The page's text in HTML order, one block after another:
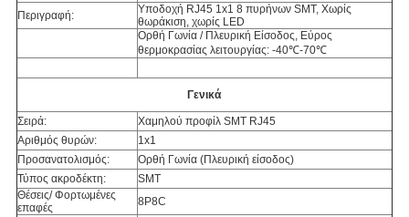
Περιγραφή:
Υποδοχή RJ45 1x1 8 πυρήνων SMT, Χωρίς
θωράκιση, χωρίς LED
Ορθή Γωνία / Πλευρική Είσοδος, Εύρος
θερμοκρασίας λειτουργίας: -40℃-70℃
Γενικά
Σειρά:
Χαμηλού προφίλ SMT RJ45
Αριθμός θυρών:
1x1
Προσανατολισμός:
Ορθή Γωνία (Πλευρική είσοδος)
Τύπος ακροδέκτη:
SMT
Θέσεις/ Φορτωμένες
επαφές
8P8C